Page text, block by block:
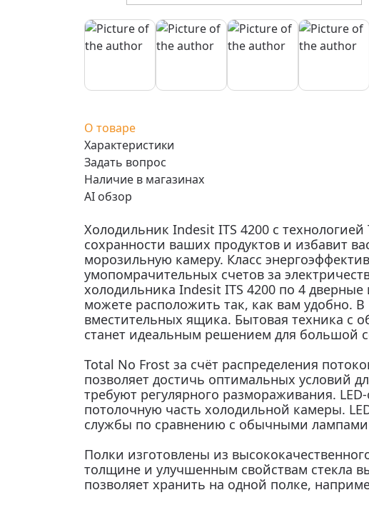
О товаре
Характеристики
Задать вопрос
Наличие в магазинах
AI обзор
Холодильник Indesit ITS 4200 с
сохранности ваших продуктов и избавит
морозильную камеру. Класс
умопомрачительных счетов за
холодильника Indesit ITS 4200 по 4
можете расположить так, как вам удобно.
вместительных ящика. Бытовая техника с
станет идеальным решением для большой
Total No Frost за счёт распределения
позволяет достичь оптимальных условий
требуют регулярного размораживания.
потолочную часть холодильной камеры.
службы по сравнению с обычными лампами
Полки изготовлены из
толщине и улучшенным свойствам стекла
позволяет хранить на одной полке,